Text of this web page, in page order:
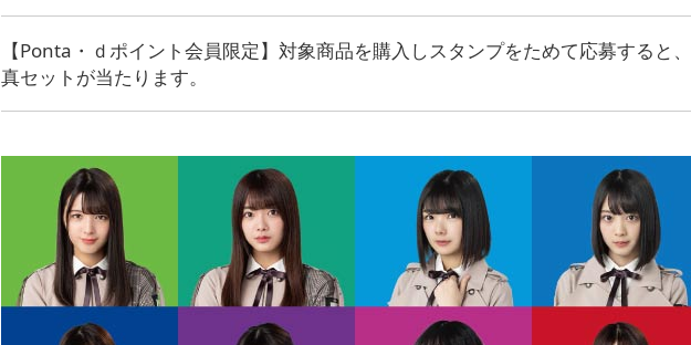
【Ponta・ｄポイント会員限定】対象商品を購入しスタンプをためて応募すると
真セットが当たります。